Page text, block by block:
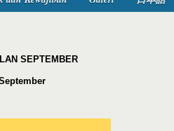
SEPTEMBER